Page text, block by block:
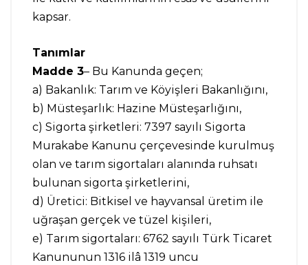
kapsar.
Tanımlar
Madde 3– Bu Kanunda geçen;
a) Bakanlık: Tarım ve Köyişleri Bakanlığını,
b) Müsteşarlık: Hazine Müsteşarlığını,
c) Sigorta şirketleri: 7397 sayılı Sigorta
Murakabe Kanunu çerçevesinde kurulmuş
olan ve tarım sigortaları alanında ruhsatı
bulunan sigorta şirketlerini,
d) Üretici: Bitkisel ve hayvansal üretim ile
uğraşan gerçek ve tüzel kişileri,
e) Tarım sigortaları: 6762 sayılı Türk Ticaret
Kanununun 1316 ilâ 1319 uncu